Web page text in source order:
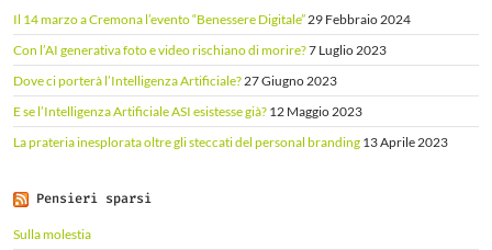
Il 14 marzo a Cremona l’evento “Benessere Digitale” 29 Febbraio 2024
Con l’AI generativa foto e video rischiano di morire?7 Luglio 2023
Dove ci porterà l’Intelligenza Artificiale? 27 Giugno 2023
E se l’Intelligenza Artificiale ASI esistesse già? 12 Maggio 2023
La prateria inesplorata oltre gli steccati del personal branding 13 Aprile 2023
Pensieri sparsi
Sulla molestia